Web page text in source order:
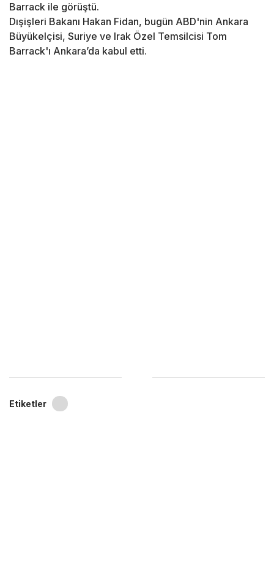
Barrack ile görüştü.
Dışişleri Bakanı Hakan Fidan, bugün ABD'nin Ankara
Büyükelçisi, Suriye ve Irak Özel Temsilcisi Tom
Barrack'ı Ankara’da kabul etti.
Etiketler